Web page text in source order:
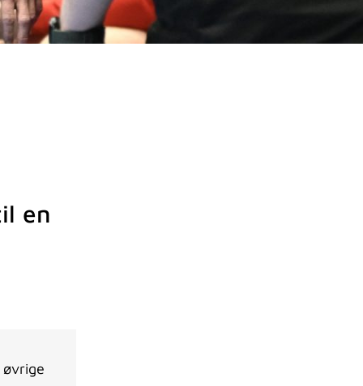
en